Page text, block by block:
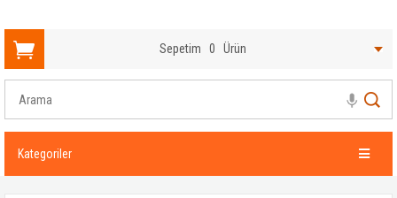
Sepetim 0 Ürün
Kategoriler